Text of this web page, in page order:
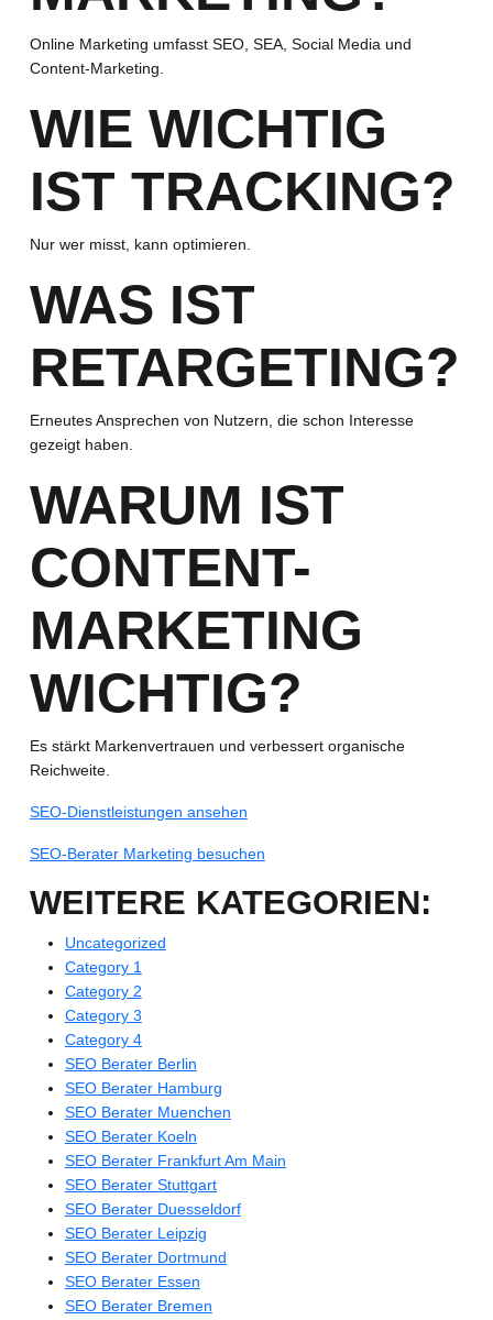
Online Marketing umfasst SEO, SEA, Social Media und
Content-Marketing.
WIE WICHTIG
IST TRACKING?
Nur wer misst, kann optimieren.
WAS IST
RETARGETING?
Erneutes Ansprechen von Nutzern, die schon Interesse
gezeigt haben.
WARUM IST
CONTENT-
MARKETING
WICHTIG?
Es stärkt Markenvertrauen und verbessert organische
Reichweite.
SEO-Dienstleistungen ansehen
SEO-Berater Marketing besuchen
WEITERE KATEGORIEN:
Uncategorized
Category 1
Category 2
Category 3
Category 4
SEO Berater Berlin
SEO Berater Hamburg
SEO Berater Muenchen
SEO Berater Koeln
SEO Berater Frankfurt Am Main
SEO Berater Stuttgart
SEO Berater Duesseldorf
SEO Berater Leipzig
SEO Berater Dortmund
SEO Berater Essen
SEO Berater Bremen